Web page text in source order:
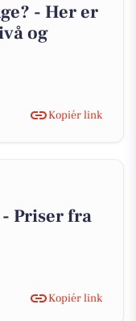
- Her er
og
Kopiér link
Priser fra
Kopiér link